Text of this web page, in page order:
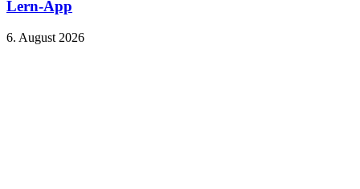
Lern-App
6. August 2026